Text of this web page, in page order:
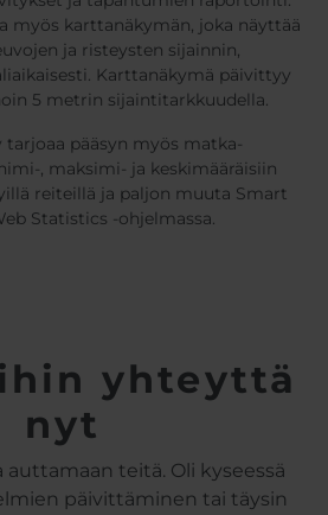
myös karttanäkymän, joka näyttää
ja risteysten sijainnin,
Karttanäkymä päivittyy
5 metrin sijaintitarkkuudella.
pääsyn myös matka-
, maksimi- ja keskimääräisiin
reiteillä ja paljon muuta Smart
Statistics -ohjelmassa.
yhteyttä
nyt
teitä. Oli kyseessä
päivittäminen tai täysin